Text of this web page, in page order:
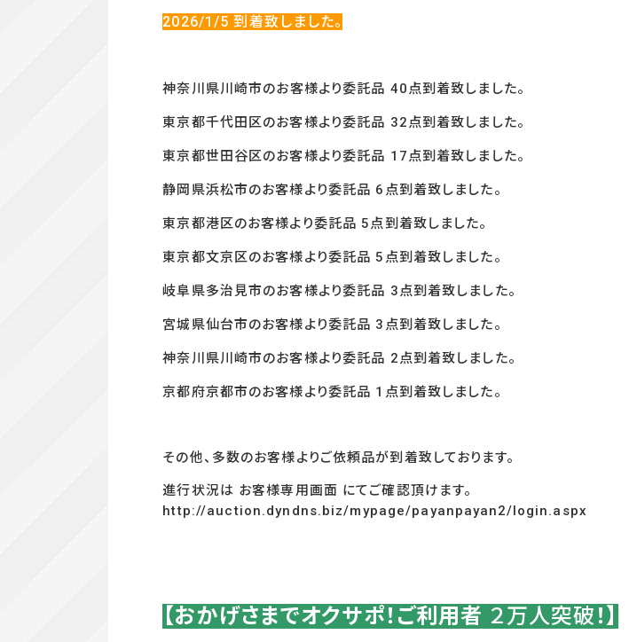
2026/1/5到着致しました。
神奈川県川崎市のお客様より委託品 40点到着致しました。
東京都千代田区のお客様より委託品 32点到着致しました。
東京都世田谷区のお客様より委託品 17点到着致しました。
静岡県浜松市のお客様より委託品 6点到着致しました。
東京都港区のお客様より委託品 5点到着致しました。
東京都文京区のお客様より委託品 5 点到着致しました。
岐阜県多治見市のお客様より委託品 3点到着致しました。
宮城県仙台市のお客様より委託品 3 点到着致しました。
神奈川県川崎市のお客様より委託品 2点到着致しました。
京都府京都市のお客様より委託品 1 点到着致しました。
その他、多数のお客様よりご依頼品が到着致しております。
進行状況は お客様専用画面 にてご確認頂けます。
http://auction.dyndns.biz/mypage/payanpayan2/login.aspx
【おかげさまでオクサポ！ご利用者 ２万人突破 ！】